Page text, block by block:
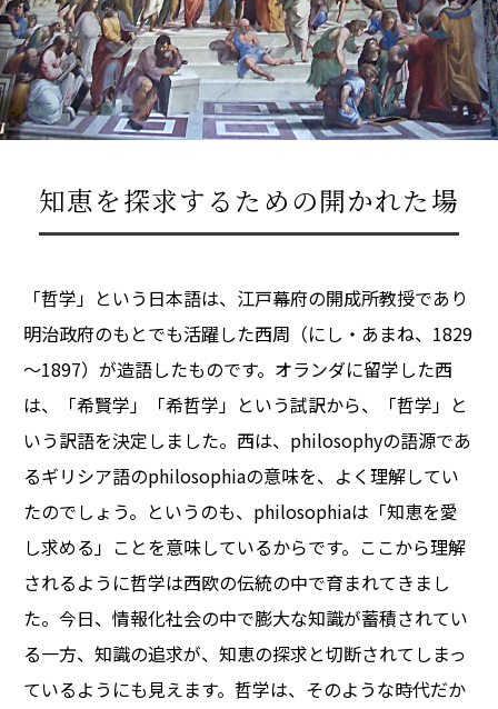
知恵を探求するための開かれた場
「哲学」という日本語は、江戸幕府の開成所教授であり
明治政府のもとでも活躍した西周（にし・あまね、1829
～1897）が造語したものです。オランダに留学した西
は、「希賢学」「希哲学」という試訳から、「哲学」と
いう訳語を決定しました。西は、philosophyの語源であ
るギリシア語のphilosophiaの意味を、よく理解してい
たのでしょう。というのも、philosophiaは「知恵を愛
し求める」ことを意味しているからです。ここから理解
されるように哲学は西欧の伝統の中で育まれてきまし
た。今日、情報化社会の中で膨大な知識が蓄積されてい
る一方、知識の追求が、知恵の探求と切断されてしまっ
ているようにも見えます。哲学は、そのような時代だか